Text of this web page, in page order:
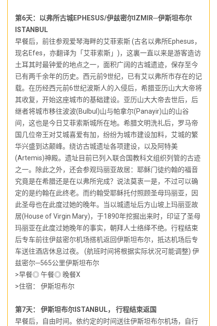
第6天：以弗所古城EPHESUS/伊兹密尔IZMIR─伊斯坦布尔
ISTANBUL
早餐后，前往参观爱琴海畔的艾菲索斯 (古名以弗所Ephesus，
现名Efes，亦翻译为「艾菲索斯」)，这裏一直以来是游客造访
土耳其时最钟爱的地点之一，面积广阔的古城遗迹，保存至今
已有两千余年的历史。西元前9世纪，已有艾以弗所市存在的记
载。在历经西元前6世纪波斯人的入侵后，希腊亚历山大大帝将
其收复，开始这座城市的基础建设。亚历山大大帝去世后，后
继者将城市移往波波(Bulbul)山与帕拿尔(Panayir)山的山谷
间，这也是今日艾菲索斯城所在地。希腊文明洗礼后，罗马帝
国几位帝王对艾城喜爱有加，纷纷为城市建设加料，艾城的繁
华兴盛到达颠峰。绕访古城遗址各项建设，以及阿特美
(Artemis)神殿。遗址目前已列入联合国教科文组织列管的古迹
之一。除此之外，还会参观玛丽亚故居：耶稣门徒约翰的福音
究竟是在希腊还是在以弗所完成？说法莫衷一是，不过可以确
定的是约翰在此终老。而约翰受耶稣托付照顾圣母玛丽亚，因
此圣母也在此度过她的晚年。当以城遗址后方山坡上玛丽亚故
居(House of Virgin Mary)，于1890年挖掘出来时，印证了圣母
玛丽亚在此度过她晚年的事实，朝拜人士络绎不绝。行程结束
后专车前往伊兹密尔机场搭机返回伊斯坦布尔，抵达机场后专
车送往酒店休息过夜。 (航班时间将根据实际状况可能调整) 伊
兹密尔─565公里伊斯坦布尔
>早餐◎ 午餐◎ 晚餐X
>住宿：
伊斯坦布尔
第7天： 伊斯坦布尔ISTANBUL， 行程结束返国
早餐后，自由时间。依约定的时间送往伊斯坦布尔机场，自行